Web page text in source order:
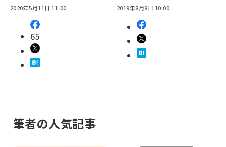
2020年5月11日 11:00
65
2019年8月8日 10:00
筆者の人気記事